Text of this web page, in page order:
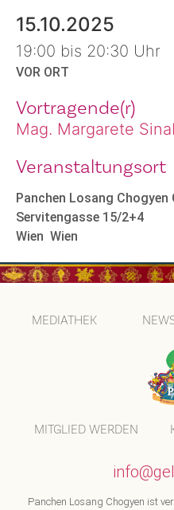
15.10.2025
19:00 bis 20:30 Uhr
VOR ORT
Vortragende(r)
Mag. Margarete
Veranstaltungsort
Panchen Losang Chogyen
Servitengasse 15/2+4
Wien Wien
MEDIATHEK
MITGLIED WERDEN
Panchen Losang Chogyen ist